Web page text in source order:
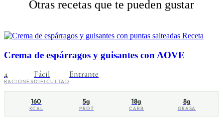
Otras recetas que te pueden gustar
Receta
Crema de espárragos y guisantes con AOVE
4
RACIONES
Fácil
DIFICULTAD
Entrante
160
KCAL
5g
PROT
18g
CARB
8g
GRASA